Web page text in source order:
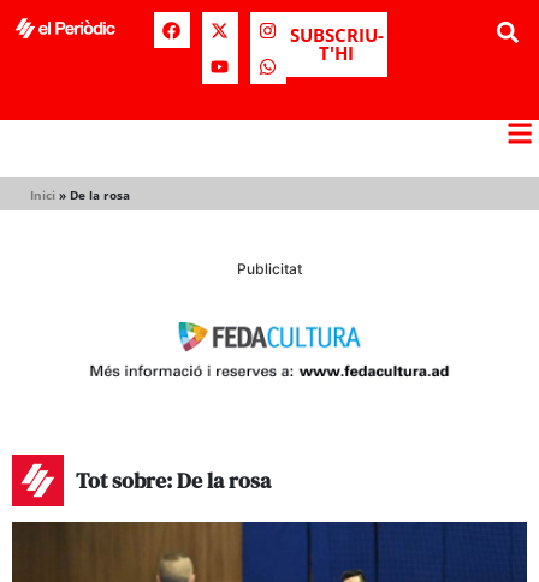
SUBSCRIU-
T'HI
Inici » De la rosa
Publicitat
Tot sobre: De la rosa